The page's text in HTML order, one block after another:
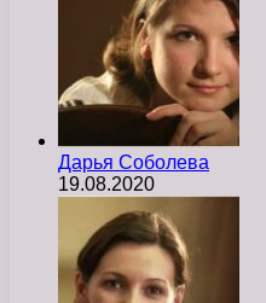
Дарья Соболева
19.08.2020